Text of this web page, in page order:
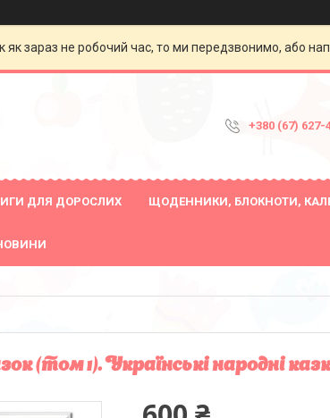
зараз не робочий час, то ми передзвонимо, або
+380 (67) 627-
ДЛЯ ДОРОСЛИХ ЩОДЕННИКИ, БЛОКНОТИ,
(том 1). Українські народні